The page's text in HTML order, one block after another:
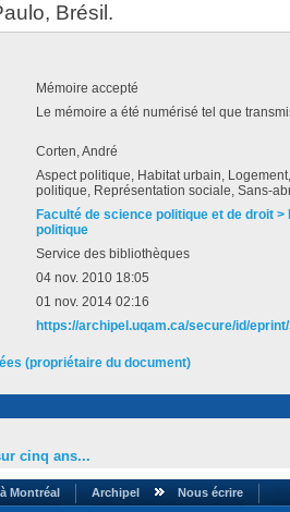
Brésil.
Mémoire accepté
Le mémoire a été numérisé tel que
Corten, André
Aspect politique, Habitat urbain,
politique, Représentation sociale, Sans-
Faculté de science politique et de droit
politique
Service des bibliothèques
04 nov. 2010 18:05
01 nov. 2014 02:16
https://archipel.uqam.ca/secure/id/
(propriétaire du document)
cinq ans...
Montréal Archipel Nous écrire